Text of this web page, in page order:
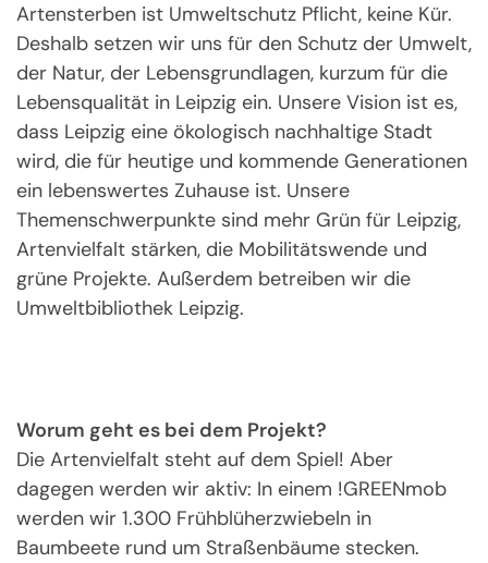
Artensterben ist Umweltschutz Pflicht, keine Kür.
Deshalb setzen wir uns für den Schutz der Umwelt,
der Natur, der Lebensgrundlagen, kurzum für die
Lebensqualität in Leipzig ein. Unsere Vision ist es,
dass Leipzig eine ökologisch nachhaltige Stadt
wird, die für heutige und kommende Generationen
ein lebenswertes Zuhause ist. Unsere
Themenschwerpunkte sind mehr Grün für Leipzig,
Artenvielfalt stärken, die Mobilitätswende und
grüne Projekte. Außerdem betreiben wir die
Umweltbibliothek Leipzig.
Worum geht es bei dem Projekt?
Die Artenvielfalt steht auf dem Spiel! Aber
dagegen werden wir aktiv: In einem !GREENmob
werden wir 1.300 Frühblüherzwiebeln in
Baumbeete rund um Straßenbäume stecken.